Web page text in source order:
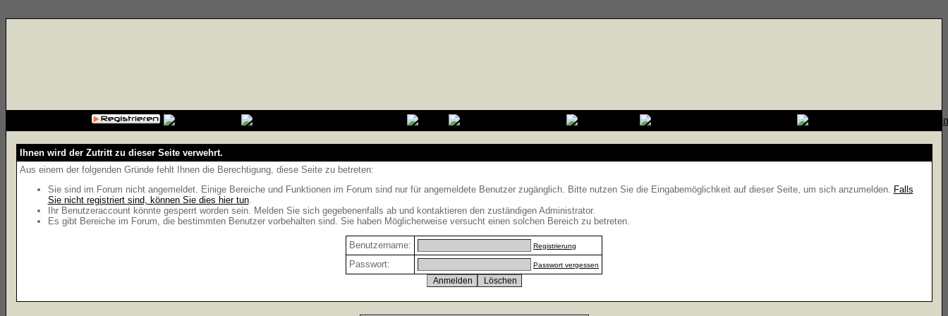
Ihnen wird der Zutritt zu dieser Seite verwehrt.
Aus einem der folgenden Gründe fehlt Ihnen die Berechtigung, diese Seite zu betreten:
Sie sind im Forum nicht angemeldet. Einige Bereiche und Funktionen im Forum sind nur für angemeldete Benutzer zugänglich. Bitte nutzen Sie die Eingabemöglichkeit auf dieser Seite, um sich anzumelden. Falls
Sie nicht registriert sind, können Sie dies hier tun.
Ihr Benutzeraccount könnte gesperrt worden sein. Melden Sie sich gegebenenfalls ab und kontaktieren den zuständigen Administrator.
Es gibt Bereiche im Forum, die bestimmten Benutzer vorbehalten sind. Sie haben Möglicherweise versucht einen solchen Bereich zu betreten.
Benutzername: Registrierung
Passwort: Passwort vergessen